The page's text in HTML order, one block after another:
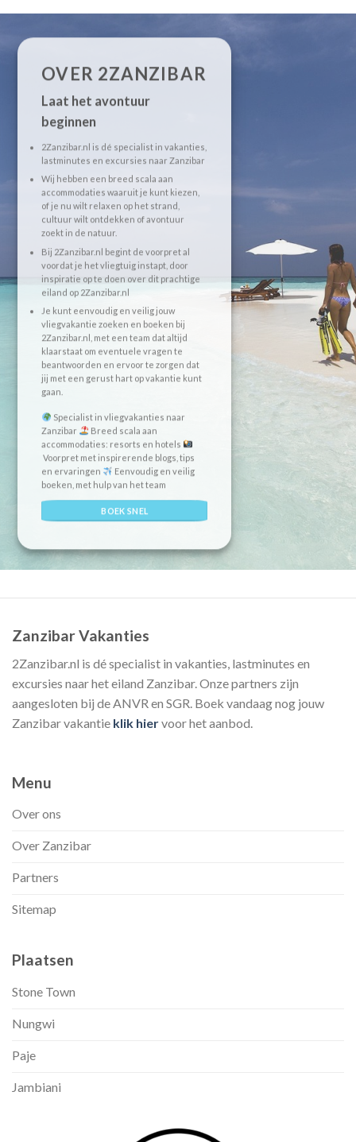
OVER 2ZANZIBAR
Laat het avontuur
beginnen
2Zanzibar.nl is dé specialist in vakanties,
lastminutes en excursies naar Zanzibar
Wij hebben een breed scala aan
accommodaties waaruit je kunt kiezen,
of je nu wilt relaxen op het strand,
cultuur wilt ontdekken of avontuur
zoekt in de natuur.
Bij 2Zanzibar.nl begint de voorpret al
voordat je het vliegtuig instapt, door
inspiratie op te doen over dit prachtige
eiland op 2Zanzibar.nl
Je kunt eenvoudig en veilig jouw
vliegvakantie zoeken en boeken bij
2Zanzibar.nl, met een team dat altijd
klaarstaat om eventuele vragen te
beantwoorden en ervoor te zorgen dat
jij met een gerust hart op vakantie kunt
gaan.
Specialist in vliegvakanties naar
Zanzibar
Breed scala aan
accommodaties: resorts en hotels
Voorpret met inspirerende blogs, tips
en ervaringen
Eenvoudig en veilig
boeken, met hulp van het team
BOEK SNEL
Zanzibar Vakanties
2Zanzibar.nl is dé specialist in vakanties, lastminutes en
excursies naar het eiland Zanzibar. Onze partners zijn
aangesloten bij de ANVR en SGR. Boek vandaag nog jouw
Zanzibar vakantie klik hiervoor het aanbod.
Menu
Over ons
Over Zanzibar
Partners
Sitemap
Plaatsen
Stone Town
Nungwi
Paje
Jambiani